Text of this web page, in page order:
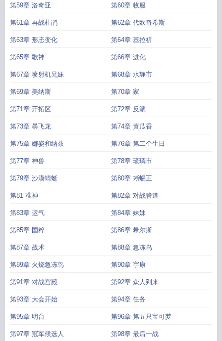
第59章 洛奇亚 第60章 收服
第61章 再战杜鹃 第62章 代欧奇希斯
第63章 形态变化 第64章 基拉祈
第65章 歌神 第66章 进化
第67章 喷射机兄妹 第68章 水静市
第69章 美纳斯 第70章 家
第71章 开拓区 第72章 反派
第73章 暴飞龙 第74章 黄瓜香
第75章 娜姿和纳兹 第76章 第二个生日
第77章 神兽 第78章 琉璃市
第79章 沙漠蜻蜓 第80章 蜥蜴王
第81 准神 第82章 对战管道
第83章 运气 第84章 妹妹
第85章 国粹 第86章 希尔斯
第87章 战术 第88章 急冻鸟
第89章 火烧急冻鸟 第90章 宇康
第91章 对战宫殿 第92章 众人到来
第93章 大会开始 第94章 任务
第95章 明台 第96章 第五只宝可梦
第97章 冠军候选人 第98章 最后一战